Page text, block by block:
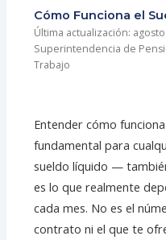
Cómo Funciona el
Última actualización: agosto
Superintendencia de
Trabajo
Entender cómo
fundamental para
sueldo líquido —
es lo que realmente
cada mes. No es el
contrato ni el que te